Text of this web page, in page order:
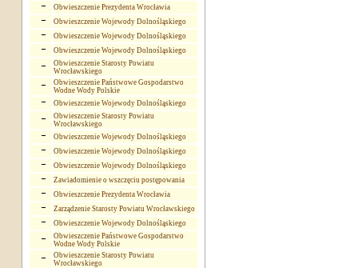
Obwieszczenie Prezydenta Wrocławia
Obwieszczenie Wojewody Dolnośląskiego
Obwieszczenie Wojewody Dolnośląskiego
Obwieszczenie Wojewody Dolnośląskiego
Obwieszczenie Starosty Powiatu
Wrocławskiego
Obwieszczenie Państwowe Gospodarstwo
Wodne Wody Polskie
Obwieszczenie Wojewody Dolnośląskiego
Obwieszczenie Starosty Powiatu
Wrocławskiego
Obwieszczenie Wojewody Dolnośląskiego
Obwieszczenie Wojewody Dolnośląskiego
Obwieszczenie Wojewody Dolnośląskiego
Zawiadomienie o wszczęciu postępowania
Obwieszczenie Prezydenta Wrocławia
Zarządzenie Starosty Powiatu Wrocławskiego
Obwieszczenie Wojewody Dolnośląskiego
Obwieszczenie Państwowe Gospodarstwo
Wodne Wody Polskie
Obwieszczenie Starosty Powiatu
Wrocławskiego